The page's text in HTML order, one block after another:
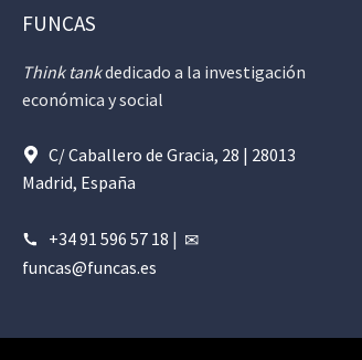
FUNCAS
Think tankdedicado a la investigación
económica y social
C/ Caballero de Gracia, 28 | 28013
Madrid, España
+34 91 596 57 18 |
funcas@funcas.es